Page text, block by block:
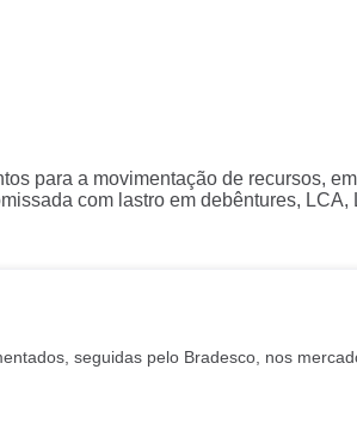
para a movimentação de recursos,
com lastro em debêntures, LCA,
seguidas pelo Bradesco, nos